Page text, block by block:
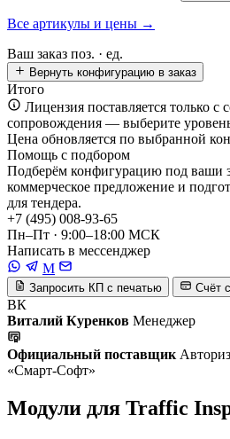
Все артикулы и цены →
Ваш заказ поз. · ед.
Вернуть конфигурацию в заказ
Итого
Лицензия поставляется только с
сопровождения — выберите
Цена обновляется по выбранной
Помощь с подбором
Подберём конфигурацию под ваши
коммерческое предложение и
для тендера.
+7 (495) 008-93-65
Пн–Пт · 9:00–18:00 МСК
Написать в мессенджер
M
Запросить КП с печатью Счёт
ВК
Виталий Куренков Менеджер
Официальный поставщик
«Смарт-Софт»
Модули для Traffic